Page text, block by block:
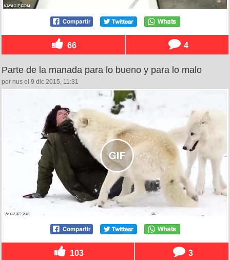
66 4
Parte de la manada para lo bueno y para lo malo
por nus el 9 dic 2015, 11:31
103 3